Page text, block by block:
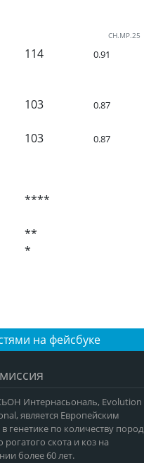
CH.MP.25
114 0.91
103 0.87
103 0.87
****
**
*
на фейсбуке
Интернасьональ, Evolution
является Европейским
генетике по количеству пород
рогатого скота и коз на
более 60 лет.